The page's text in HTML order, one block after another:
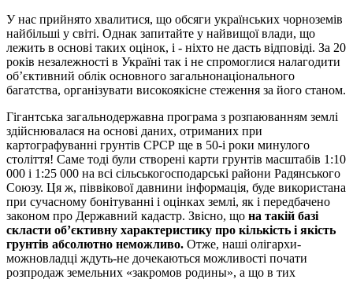
У нас прийнято хвалитися, що обсяги українських чорноземів
найбільші у світі. Однак запитайте у найвищої влади, що
лежить в основі таких оцінок, і - ніхто не дасть відповіді. За 20
років незалежності в Україні так і не спромоглися налагодити
об’єктивний облік основного загальнонаціонального
багатства, організувати високоякісне стеження за його станом.
Гігантська загальнодержавна програма з розпаюванням землі
здійснювалася на основі даних, отриманих при
картографуванні грунтів СРСР ще в 50-і роки минулого
століття! Саме тоді були створені карти грунтів масштабів 1:10
000 і 1:25 000 на всі сільськогосподарські райони Радянського
Союзу. Ця ж, піввікової давнини інформація, буде використана
при сучасному бонітуванні і оцінках землі, як і передбачено
законом про Державний кадастр. Звісно, що на такій базі
скласти об’єктивну характеристику про кількість і якість
грунтів абсолютно неможливо. Отже, наші олігархи-
можновладці ждуть-не дочекаються можливості почати
розпродаж земельних «закромов родины», а що в тих